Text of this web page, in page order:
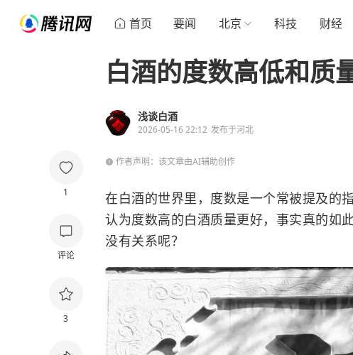
首页 要闻 北京 科技 财经
1
评论
3
白酒的度数高低和质
浅谈白酒
2026-05-16 22:12 发布于河北
作者声明：该文章由AI辅助创作
在白酒的世界里，度数是一个常被提及的
认为度数高的白酒质量更好，事实真的如
没有关系呢？